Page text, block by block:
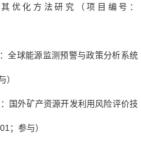
优化方法研究（项目编号：
全球能源监测预警与政策分析系统
）
国外矿产资源开发利用风险评价技
；参与）